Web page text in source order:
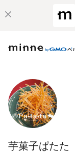
芋菓子ぱたた